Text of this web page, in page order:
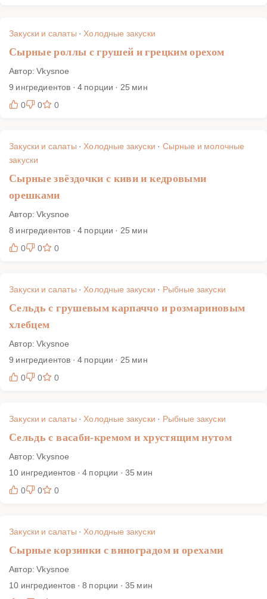
Закуски и салаты ·Холодные закуски
Сырные роллы с грушей и грецким орехом
Автор: Vkysnoe
9 ингредиентов · 4 порции · 25 мин
0
0 0
Закуски и салаты ·Холодные закуски · Сырные и молочные
закуски
Сырные звёздочки с киви и кедровыми
орешками
Автор: Vkysnoe
8 ингредиентов · 4 порции · 25 мин
0
0 0
Закуски и салаты ·Холодные закуски · Рыбные закуски
Сельдь с грушевым карпаччо и розмариновым
хлебцем
Автор: Vkysnoe
9 ингредиентов · 4 порции · 25 мин
0
0 0
Закуски и салаты ·Холодные закуски · Рыбные закуски
Сельдь с васаби-кремом и хрустящим нутом
Автор: Vkysnoe
10 ингредиентов · 4 порции · 35 мин
0
0 0
Закуски и салаты ·Холодные закуски
Сырные корзинки с виноградом и орехами
Автор: Vkysnoe
10 ингредиентов · 8 порции · 35 мин